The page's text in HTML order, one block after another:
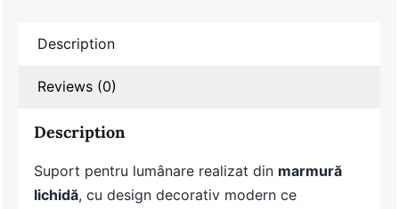
Description
Reviews (0)
Description
Suport pentru lumânare realizat din marmură
lichidă, cu design decorativ modern ce